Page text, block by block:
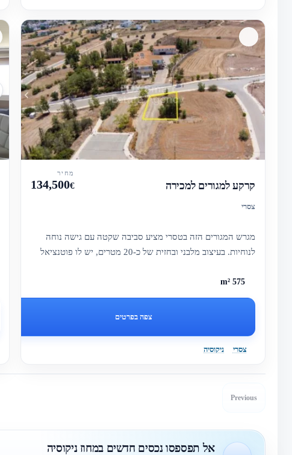
קרקע למגורים למכירה
צסרי
מחיר
€
134,500
מגרש המגורים הזה בטסרי מציע סביבה שקטה עם גישה נוחה
לנוחיות. בעיצוב מלבני ובחזית של כ-20 מטרים, יש לו פוטנציאל
575 m²
צפה בפרטים
צסרי ניקוסיה
Previous
אל תפספסו נכסים חדשים במחוז ניקוסיה